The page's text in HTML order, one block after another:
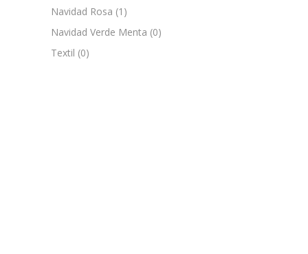
Navidad Rosa (1)
Navidad Verde Menta (0)
Textil (0)